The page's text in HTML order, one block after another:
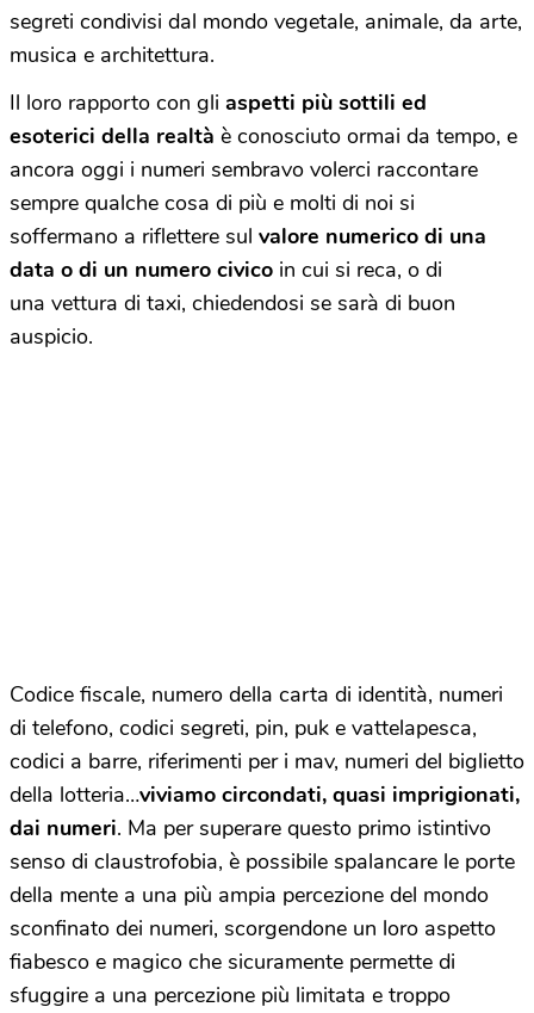
segreti condivisi dal mondo vegetale, animale, da arte,
musica e architettura.
Il loro rapporto con gli aspetti più sottili ed
esoterici della realtà è conosciuto ormai da tempo, e
ancora oggi i numeri sembravo volerci raccontare
sempre qualche cosa di più e molti di noi si
soffermano a riflettere sul valore numerico di una
data o di un numero civico in cui si reca, o di
una vettura di taxi, chiedendosi se sarà di buon
auspicio.
Codice fiscale, numero della carta di identità, numeri
di telefono, codici segreti, pin, puk e vattelapesca,
codici a barre, riferimenti per i mav, numeri del biglietto
della lotteria…viviamo circondati, quasi imprigionati,
dai numeri. Ma per superare questo primo istintivo
senso di claustrofobia, è possibile spalancare le porte
della mente a una più ampia percezione del mondo
sconfinato dei numeri, scorgendone un loro aspetto
fiabesco e magico che sicuramente permette di
sfuggire a una percezione più limitata e troppo